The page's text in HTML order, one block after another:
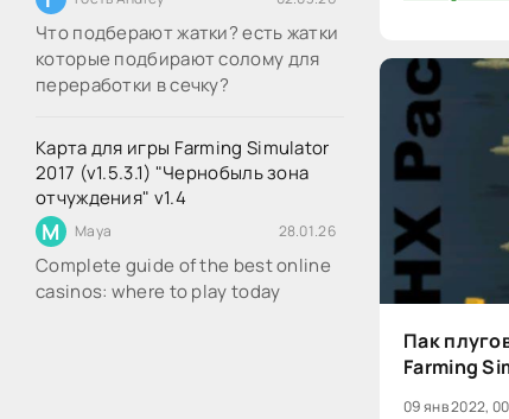
Что подберают жатки? есть жатки
которые подбирают солому для
переработки в сечку?
Карта для игры Farming Simulator
2017 (v1.5.3.1) "Чернобыль зона
отчуждения" v1.4
M Maya 28.01.26
Complete guide of the best online
casinos: where to play today
Пак
Farming
09 янв 2022,